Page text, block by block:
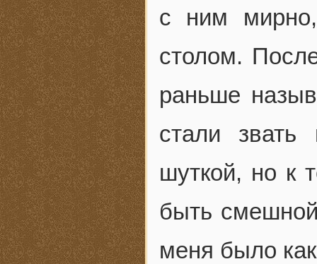
с ним
столом.
раньше
стали
шуткой, но к
быть
меня было